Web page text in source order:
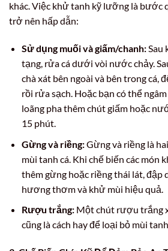
khác. Việc khử tanh kỹ lưỡng là bước
trở nên hấp dẫn:
Sử dụng muối và giấm/chanh:Sau
tạng, rửa cá dưới vòi nước chảy.
chà xát bên ngoài và bên trong cá,
rồi rửa sạch. Hoặc bạn có thể
loãng pha thêm chút giấm hoặc
15 phút.
Gừng và riềng:Gừng và riềng là
mùi tanh cá. Khi chế biến các món
thêm gừng hoặc riềng thái lát, đập
hương thơm và khử mùi hiệu quả.
Rượu trắng:Một chút rượu trắng
cũng là cách hay để loại bỏ mùi